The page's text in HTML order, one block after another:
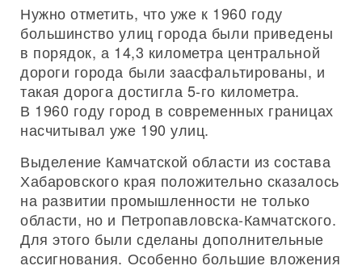
Нужно отметить, что уже к 1960 году
большинство улиц города были приведены
в порядок, а 14,3 километра центральной
дороги города были заасфальтированы, и
такая дорога достигла 5-го километра.
В 1960 году город в современных границах
насчитывал уже 190 улиц.
Выделение Камчатской области из состава
Хабаровского края положительно сказалось
на развитии промышленности не только
области, но и Петропавловска-Камчатского.
Для этого были сделаны дополнительные
ассигнования. Особенно большие вложения